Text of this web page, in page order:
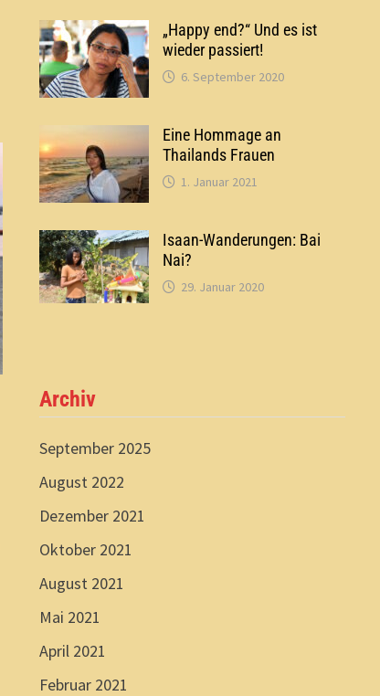
„Happy end?“ Und es ist
wieder passiert!
6. September 2020
Eine Hommage an
Thailands Frauen
1. Januar 2021
Isaan-Wanderungen: Bai
Nai?
29. Januar 2020
Archiv
September 2025
August 2022
Dezember 2021
Oktober 2021
August 2021
Mai 2021
April 2021
Februar 2021